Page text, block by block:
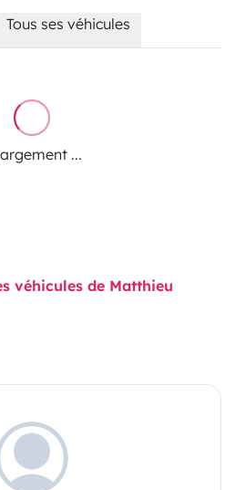
Tous ses véhicules
...
véhicules de Matthieu